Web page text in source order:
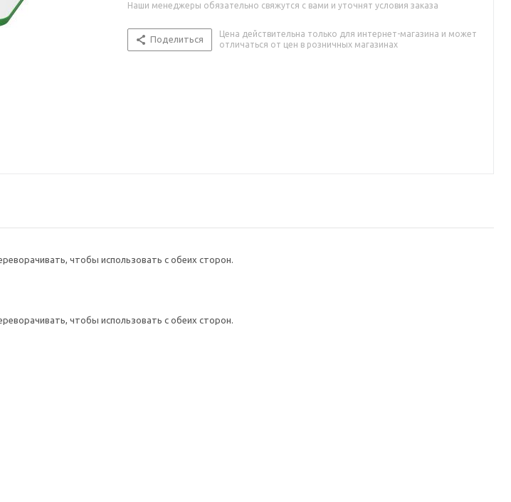
Наши менеджеры обязательно свяжутся с вами и уточнят условия заказа
Поделиться
Цена действительна только для интернет-магазина и может
отличаться от цен в розничных магазинах
чтобы использовать с обеих сторон.
чтобы использовать с обеих сторон.